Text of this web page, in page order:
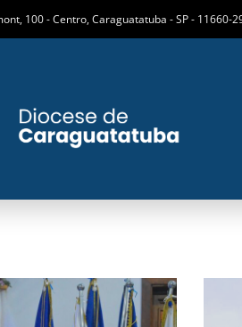
100 - Centro, Caraguatatuba - SP - 11660-